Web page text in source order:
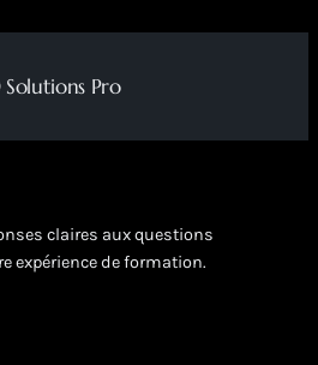
Pro
claires aux questions
expérience de formation.